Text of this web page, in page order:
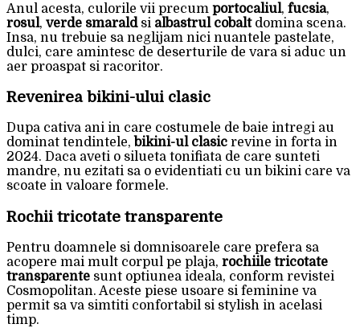
Anul acesta, culorile vii precum portocaliul, fucsia,
rosul, verde smaraldsi albastrul cobaltdomina scena.
Insa, nu trebuie sa neglijam nici nuantele pastelate,
dulci, care amintesc de deserturile de vara si aduc un
aer proaspat si racoritor.
Revenirea bikini-ului clasic
Dupa cativa ani in care costumele de baie intregi au
dominat tendintele, bikini-ul clasic revine in forta in
2024. Daca aveti o silueta tonifiata de care sunteti
mandre, nu ezitati sa o evidentiati cu un bikini care va
scoate in valoare formele.
Rochii tricotate transparente
Pentru doamnele si domnisoarele care prefera sa
acopere mai mult corpul pe plaja, rochiile tricotate
transparente sunt optiunea ideala, conform revistei
Cosmopolitan. Aceste piese usoare si feminine va
permit sa va simtiti confortabil si stylish in acelasi
timp.